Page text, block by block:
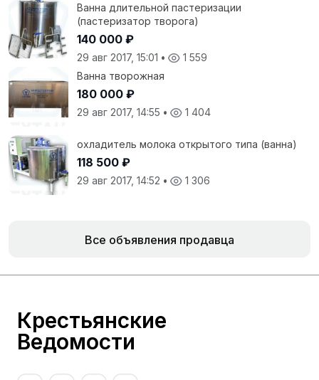
Ванна длительной пастеризации
(пастеризатор творога)
140 000 ₽
29 авг 2017, 15:01 •
1 559
Ванна творожная
180 000 ₽
29 авг 2017, 14:55 • 1 404
охладитель молока открытого типа (ванна)
118 500 ₽
29 авг 2017, 14:52 • 1 306
Все объявления продавца
Крестьянские
Ведомости